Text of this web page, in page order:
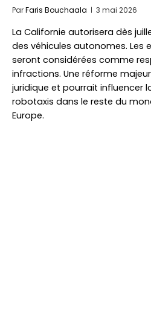
ParFaris Bouchaala 3 mai 2026
La Californie autorisera dès
des véhicules autonomes. Les
seront considérées comme
infractions. Une réforme
juridique et pourrait influencer
robotaxis dans le reste du
Europe.